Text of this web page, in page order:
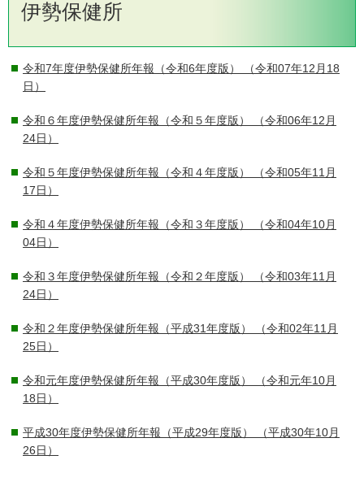
伊勢保健所
令和7年度伊勢保健所年報（令和6年度版）
（令和07年12月18
日）
令和６年度伊勢保健所年報（令和５年度版）
（令和06年12月
24日）
令和５年度伊勢保健所年報（令和４年度版）
（令和05年11月
17日）
令和４年度伊勢保健所年報（令和３年度版）
（令和04年10月
04日）
令和３年度伊勢保健所年報（令和２年度版）
（令和03年11月
24日）
令和２年度伊勢保健所年報（平成31年度版）
（令和02年11月
25日）
令和元年度伊勢保健所年報（平成30年度版）
（令和元年10月
18日）
平成30年度伊勢保健所年報（平成29年度版）
（平成30年10月
26日）